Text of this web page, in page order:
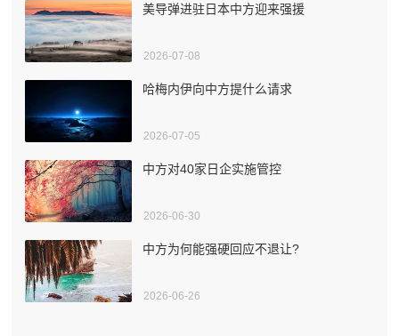
美导弹进驻日本中方迎来强援
2026-07-08
哈梅内伊向中方提什么请求
2026-07-05
中方对40家日企实施管控
2026-06-30
中方为何能强硬回应不退让?
2026-06-26